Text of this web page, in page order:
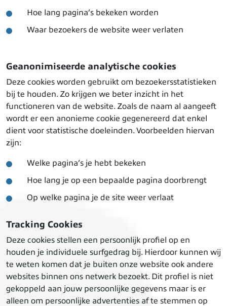
Hoe lang pagina’s bekeken worden
Waar bezoekers de website weer verlaten
Geanonimiseerde analytische cookies
Deze cookies worden gebruikt om bezoekersstatistieken
bij te houden. Zo krijgen we beter inzicht in het
functioneren van de website. Zoals de naam al aangeeft
wordt er een anonieme cookie gegenereerd dat enkel
dient voor statistische doeleinden. Voorbeelden hiervan
zijn:
Welke pagina’s je hebt bekeken
Hoe lang je op een bepaalde pagina doorbrengt
Op welke pagina je de site weer verlaat
Tracking Cookies
Deze cookies stellen een persoonlijk profiel op en
houden je individuele surfgedrag bij. Hierdoor kunnen wij
te weten komen dat je buiten onze website ook andere
websites binnen ons netwerk bezoekt. Dit profiel is niet
gekoppeld aan jouw persoonlijke gegevens maar is er
alleen om persoonlijke advertenties af te stemmen op